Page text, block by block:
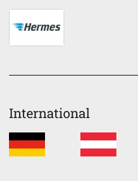
International